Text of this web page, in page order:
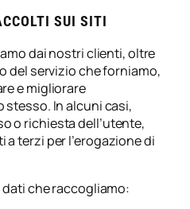
SUI SITI
dai nostri clienti, oltre
del servizio che forniamo,
e migliorare
In alcuni casi,
o richiesta dell’utente,
terzi per l’erogazione di
che raccogliamo: